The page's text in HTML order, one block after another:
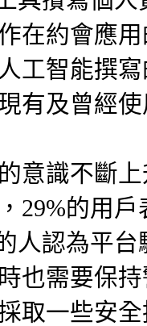
在約會應
工智能撰
有及曾經
意識不斷
29%的用
人認為平
也需要保
取一些安